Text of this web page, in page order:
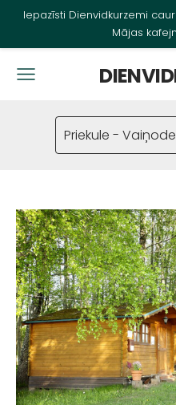
Iepazīsti Dienvidkurzemi
Mājas
Priekule -